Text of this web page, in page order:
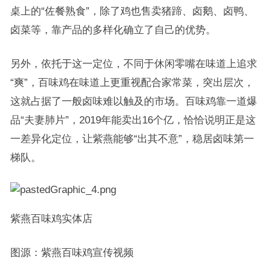
桌上的“佐餐熟食”，除了鸡也售卖猪蹄、卤鹅、卤鸭、
卤菜等，靠产品的多样化确立了自己的优势。
另外，依托于这一定位，不同于休闲零嘴在味道上追求
“爽”，百味鸡在味道上更重视配合家常菜，突出层次，
这就占据了一般卤味难以触及的市场。百味鸡靠一道爆
品“夫妻肺片”，2019年能卖出16个亿，恰恰说明正是这
一差异化定位，让紫燕能够“出其不意”，稳居卤味第一
梯队。
紫燕百味鸡实体店
图源：紫燕百味鸡宣传视频